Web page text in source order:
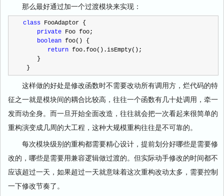
那么最好通过加一个过渡模块来实现：
class FooAdaptor {
private Foo foo;
boolean foo() {
return foo.foo().isEmpty();
}
这样做的好处是修改函数时不需要改动所有调用方，烂代码的特
征之一就是模块间的耦合比较高，往往一个函数有几十处调用，牵一
发而动全身。而一旦开始全面改造，往往就会把一次看起来很简单的
重构演变成几周的大工程，这种大规模重构往往是不可靠的。
每次模块级别的重构都需要精心设计，提前划分好哪些是需要修
改的，哪些是需要用兼容逻辑做过渡的。但实际动手修改的时间都不
应该超过一天，如果超过一天就意味着这次重构改动太多，需要控制
一下修改节奏了。